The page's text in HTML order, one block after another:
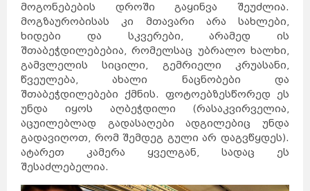
მოგონებების დროში გაყინვა შეუძლია.
მოგზაურობისას კი მთავარი არა სახლები,
ხიდები და სკვერები, არამედ ის
შთაბეჭდილებებია, რომელსაც უბრალო ხალხი,
გამვლელის სიცილი, გემრიელი კრუასანი,
წვეულება, ახალი ნაცნობები და
შთაბეჭდილებები ქმნის. ფოტოებზესწორედ ეს
უნდა იყოს აღბეჭდილი (რასაკვირველია,
აცუილებლად გადასაღები ადგილებიც უნდა
გადავიღოთ, რომ შემდეგ გული არ დაგვწყდეს).
ატარეთ კამერა ყველგან, სადაც ეს
შესაძლებელია.